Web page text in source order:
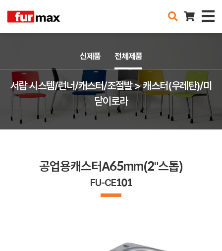
서랍 시스템/런너/캐스터/조절발 > 캐스터(우레탄)/미
닫이로라
신제품 전체제품
공업용캐스터A65mm(2"스톱)
FU-CE101